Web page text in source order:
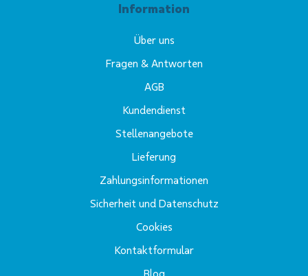
Information
Über uns
Fragen & Antworten
AGB
Kundendienst
Stellenangebote
Lieferung
Zahlungsinformationen
Sicherheit und Datenschutz
Cookies
Kontaktformular
Blog